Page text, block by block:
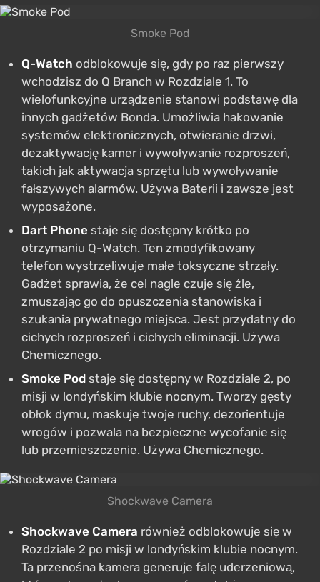
Smoke Pod
Q-Watch odblokowuje się, gdy po raz pierwszy
wchodzisz do Q Branch w Rozdziale 1. To
wielofunkcyjne urządzenie stanowi podstawę dla
innych gadżetów Bonda. Umożliwia hakowanie
systemów elektronicznych, otwieranie drzwi,
dezaktywację kamer i wywoływanie rozproszeń,
takich jak aktywacja sprzętu lub wywoływanie
fałszywych alarmów. Używa Baterii i zawsze jest
wyposażone.
Dart Phone staje się dostępny krótko po
otrzymaniu Q-Watch. Ten zmodyfikowany
telefon wystrzeliwuje małe toksyczne strzały.
Gadżet sprawia, że cel nagle czuje się źle,
zmuszając go do opuszczenia stanowiska i
szukania prywatnego miejsca. Jest przydatny do
cichych rozproszeń i cichych eliminacji. Używa
Chemicznego.
Smoke Pod staje się dostępny w Rozdziale 2, po
misji w londyńskim klubie nocnym. Tworzy gęsty
obłok dymu, maskuje twoje ruchy, dezorientuje
wrogów i pozwala na bezpieczne wycofanie się
lub przemieszczenie. Używa Chemicznego.
Shockwave Camera
Shockwave Camera również odblokowuje się w
Rozdziale 2 po misji w londyńskim klubie nocnym.
Ta przenośna kamera generuje falę uderzeniową,